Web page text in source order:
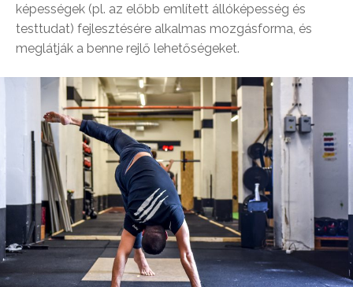
képességek (pl. az előbb említett állóképesség és
testtudat) fejlesztésére alkalmas mozgásforma, és
meglátják a benne rejlő lehetőségeket.